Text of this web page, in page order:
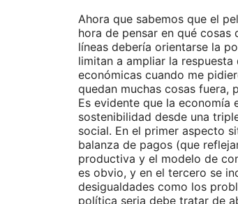
Ahora que sabemos que el
hora de pensar en qué
líneas debería orientarse la
limitan a ampliar la
económicas cuando me
quedan muchas cosas fuera,
Es evidente que la economía
sostenibilidad desde una
social. En el primer aspecto
balanza de pagos (que
productiva y el modelo de
es obvio, y en el tercero se
desigualdades como los
política seria debe tratar de